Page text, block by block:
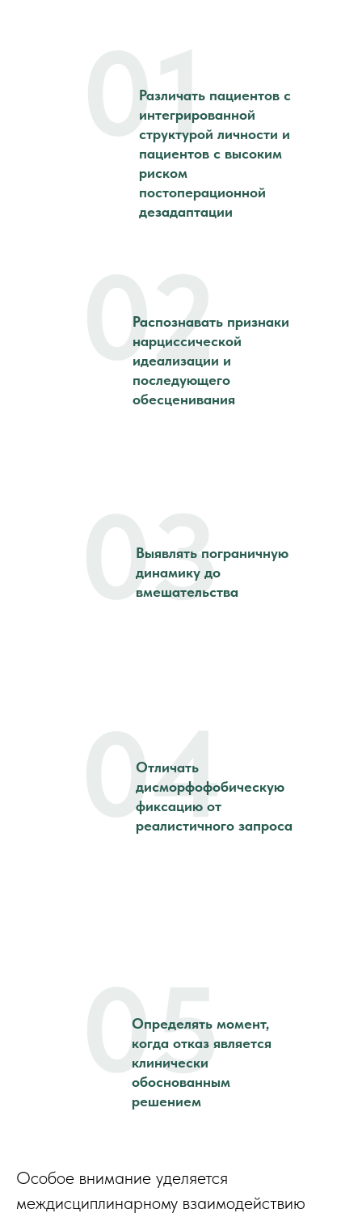
01
Различать пациентов с
интегрированной
структурой личности и
пациентов с высоким
риском
постоперационной
дезадаптации
02
Распознавать признаки
нарциссической
идеализации и
последующего
обесценивания
03
Выявлять пограничную
динамику до
вмешательства
04
Отличать
дисморфофобическую
фиксацию от
реалистичного запроса
05
Определять момент,
когда отказ является
клинически
обоснованным
решением
Особое внимание уделяется
междисциплинарному взаимодействию